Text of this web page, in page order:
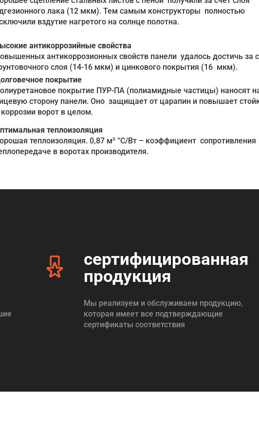
лака (12 мкм). Тем самым конструкторы полностью
вздутие нагретого на солнце полотна.
антикоррозийные свойства
антикоррозионных свойств панели удалось достичь за
слоя (14-16 мкм) и цинкового покрытия (16 мкм).
покрытие
покрытие ПУР-ПА (полиамидные частицы) наносят
сторону панели. Оно защищает от царапин и повышает
коррозии ворот в целом.
теплоизоляция
теплоизоляция. 0,87 м² °C/Bт – коэффициент сопротивления
в воротах производителя.
сертифицированная
продукция
Мы реализуем и обслуживаем продукцию,
которая имеет все подтверждающие
сертификаты соответствия